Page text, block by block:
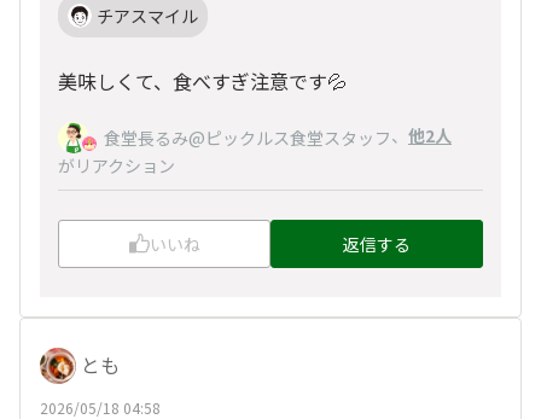
チアスマイル
美味しくて、食べすぎ注意です💦
食堂長るみ@ピックルス食堂スタッフ、 他2人
がリアクション
いいね 返信する
とも
2026/05/18 04:58